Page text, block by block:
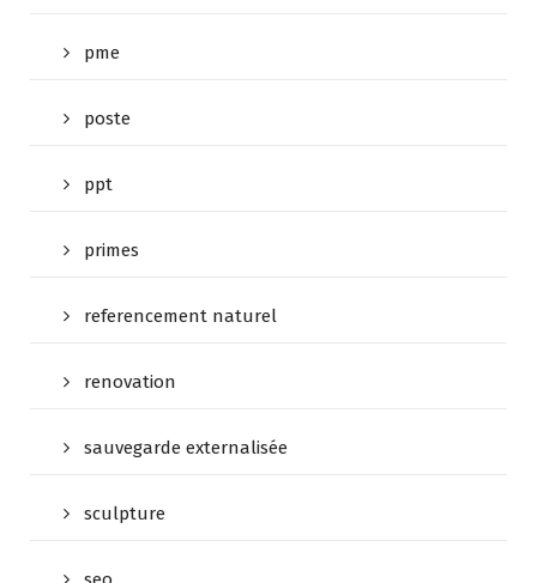
pme
poste
ppt
primes
referencement naturel
renovation
sauvegarde externalisée
sculpture